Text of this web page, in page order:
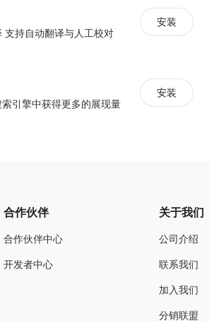
支持自动翻译与人工校对
安装
引擎中获得更多的展现量
安装
合作伙伴
合作伙伴中心
开发者中心
关于我们
公司介绍
联系我们
加入我们
分销联盟